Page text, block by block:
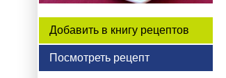
Добавить в книгу рецептов
Посмотреть рецепт